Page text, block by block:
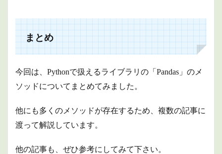
まとめ
今回は、Pythonで扱えるライブラリの「Pandas」のメ
ソッドについてまとめてみました。
他にも多くのメソッドが存在するため、複数の記事に
渡って解説しています。
他の記事も、ぜひ参考にしてみて下さい。